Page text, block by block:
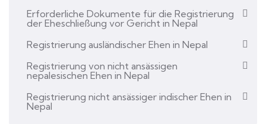
Erforderliche Dokumente für die Registrierung
der Eheschließung vor Gericht in Nepal
Registrierung ausländischer Ehen in Nepal
Registrierung von nicht ansässigen
nepalesischen Ehen in Nepal
Registrierung nicht ansässiger indischer Ehen in
Nepal